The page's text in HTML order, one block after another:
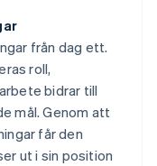
från dag ett.
roll,
bidrar till
mål. Genom att
får den
ut i sin position